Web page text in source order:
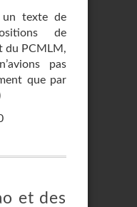
texte de
de
du PCMLM,
pas
que par
et des